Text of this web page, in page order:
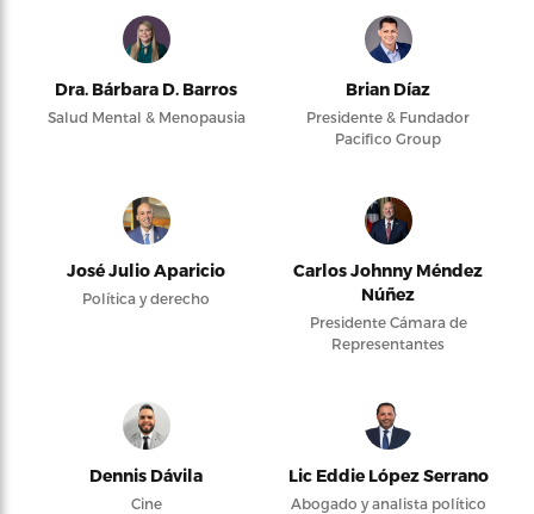
Dra. Bárbara D. Barros
Salud Mental & Menopausia
Brian Díaz
Presidente & Fundador
Pacifico Group
José Julio Aparicio
Política y derecho
Carlos Johnny Méndez
Núñez
Presidente Cámara de
Representantes
Dennis Dávila
Cine
Lic Eddie López Serrano
Abogado y analista político